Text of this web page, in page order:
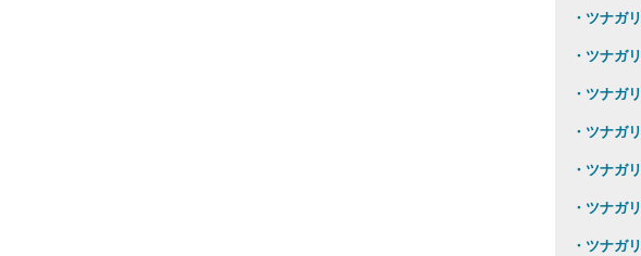
・ツナガ
・ツナガ
・ツナガ
・ツナガ
・ツナガ
・ツナガ
・ツナガ